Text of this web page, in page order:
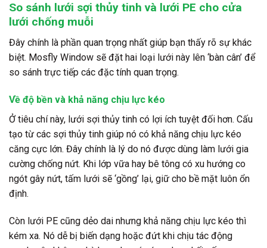
So sánh lưới sợi thủy tinh và lưới PE cho cửa
lưới chống muỗi
Đây chính là phần quan trọng nhất giúp bạn thấy rõ sự khác
biệt. Mosfly Window sẽ đặt hai loại lưới này lên ‘bàn cân’ để
so sánh trực tiếp các đặc tính quan trọng.
Về độ bền và khả năng chịu lực kéo
Ở tiêu chí này, lưới sợi thủy tinh có lợi ích tuyệt đối hơn. Cấu
tạo từ các sợi thủy tinh giúp nó có khả năng chịu lực kéo
căng cực lớn. Đây chính là lý do nó được dùng làm lưới gia
cường chống nứt. Khi lớp vữa hay bê tông có xu hướng co
ngót gây nứt, tấm lưới sẽ ‘gồng’ lại, giữ cho bề mặt luôn ổn
định.
Còn lưới PE cũng dẻo dai nhưng khả năng chịu lực kéo thì
kém xa. Nó dễ bị biến dạng hoặc đứt khi chịu tác động